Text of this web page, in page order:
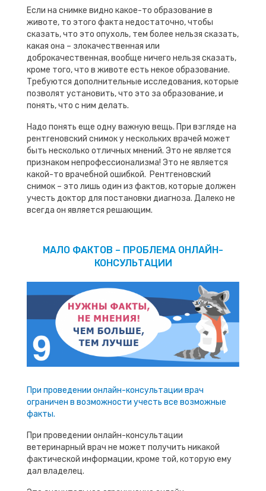
Если на снимке видно какое-то образование в
животе, то этого факта недостаточно, чтобы
сказать, что это опухоль, тем более нельзя сказать,
какая она – злокачественная или
доброкачественная, вообще ничего нельзя сказать,
кроме того, что в животе есть некое образование.
Требуются дополнительные исследования, которые
позволят установить, что это за образование, и
понять, что с ним делать.
Надо понять еще одну важную вещь. При взгляде на
рентгеновский снимок у нескольких врачей может
быть несколько отличных мнений. Это не является
признаком непрофессионализма! Это не является
какой-то врачебной ошибкой. Рентгеновский
снимок – это лишь один из фактов, которые должен
учесть доктор для постановки диагноза. Далеко не
всегда он является решающим.
МАЛО ФАКТОВ – ПРОБЛЕМА ОНЛАЙН-
КОНСУЛЬТАЦИИ
При проведении онлайн-консультации врач
ограничен в возможности учесть все возможные
факты.
При проведении онлайн-консультации
ветеринарный врач не может получить никакой
фактической информации, кроме той, которую ему
дал владелец.